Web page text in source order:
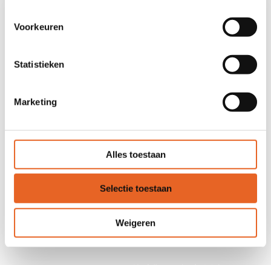
Voorkeuren
Statistieken
Marketing
Alles toestaan
Selectie toestaan
Weigeren
In de klas helpen we elkaar.